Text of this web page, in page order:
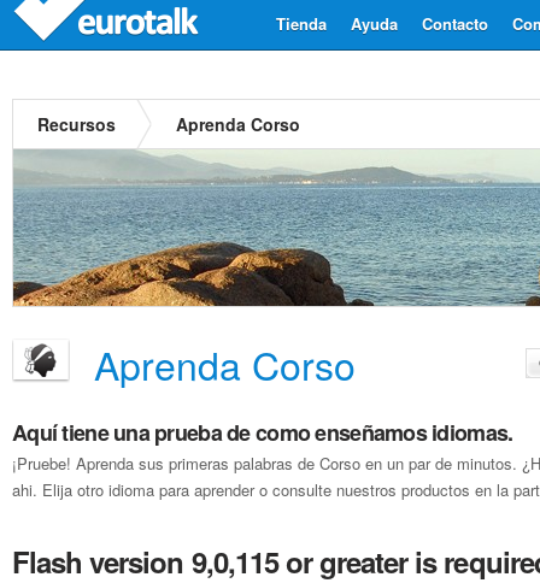
Contacto
Ayuda
Tienda
Recursos Aprenda Corso
Aprenda Corso
Aquí tiene una prueba de como enseñamos idiomas.
¡Pruebe! Aprenda sus primeras palabras de Corso en un par de minutos.
ahi. Elija otro idioma para aprender o consulte nuestros productos en la
Flash version 9,0,115 or greater is